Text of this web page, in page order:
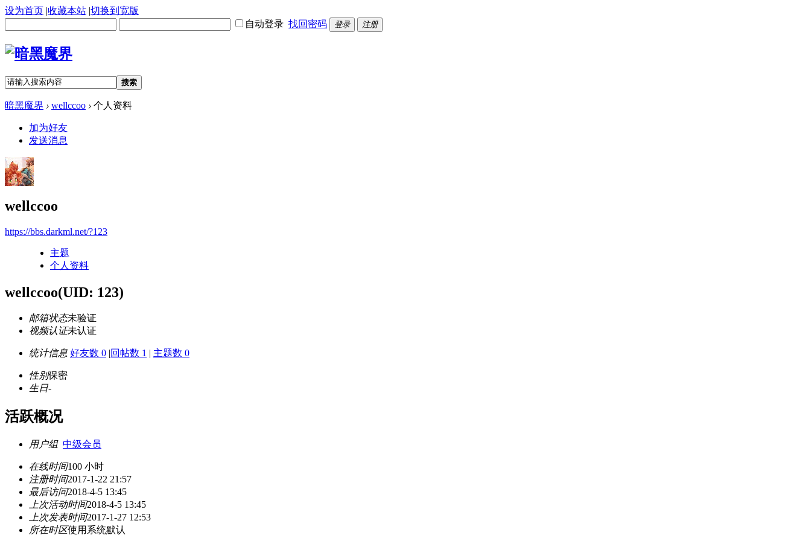
设为首页 |收藏本站 |切换到宽版
自动登录 找回密码 登录 注册
搜索
暗黑魔界 › wellccoo › 个人资料
加为好友
发送消息
wellccoo
https://bbs.darkml.net/?123
主题
个人资料
wellccoo(UID: 123)
邮箱状态未验证
视频认证未认证
统计信息 好友数 0 |回帖数 1 | 主题数 0
性别保密
生日-
活跃概况
用户组 中级会员
在线时间100 小时
注册时间2017-1-22 21:57
最后访问2018-4-5 13:45
上次活动时间2018-4-5 13:45
上次发表时间2017-1-27 12:53
所在时区使用系统默认